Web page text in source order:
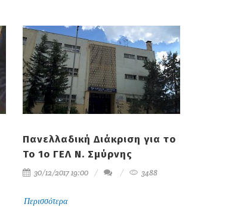
Πανελλαδική Διάκριση για το
Το 1ο ΓΕΛ Ν. Σμύρνης
30/12/2017 19:00 3488
Περισσότερα